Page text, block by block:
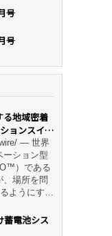
号
号
る地域密着
ョンスイー
— 世界
ーション型
）である
、場所を問
ようにす
社の実績
蓄電池シス